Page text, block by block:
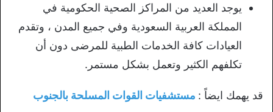
يوجد العديد من المراكز الصحية الحكومية في
المملكة العربية السعودية وفي جميع المدن ، وتقدم
العيادات كافة الخدمات الطبية للمرضى دون أن
تكلفهم الكثير وتعمل بشكل مستمر.
قد يهمك ايضاً : مستشفيات القوات المسلحة بالجنوب